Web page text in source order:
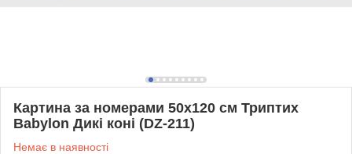
Картина за номерами 50х120 см Триптих
Babylon Дикі коні (DZ-211)
Немає в наявності